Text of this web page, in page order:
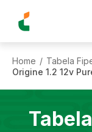
Home / Tabela
Origine 1.2 12v